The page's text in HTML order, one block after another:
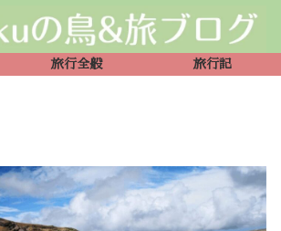
旅行全般 旅行記